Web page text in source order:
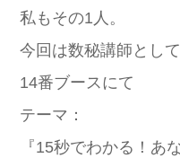
私もその1人。
今回は数秘講師とし
14番ブースにて
テーマ：
『15秒でわかる！あ